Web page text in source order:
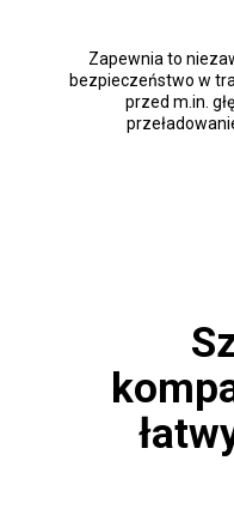
Zapewnia to
bezpieczeństwo w
przed m.in.